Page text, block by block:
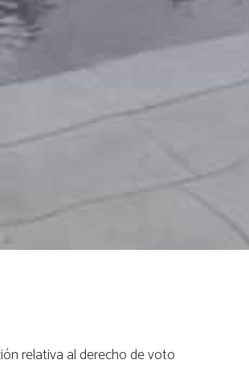
relativa al derecho de voto